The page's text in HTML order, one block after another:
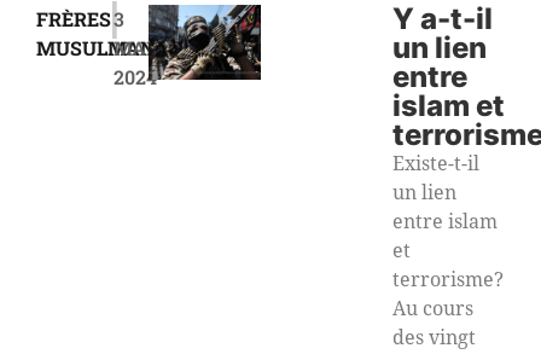
FRÈRES
MUSULMANS
|3
MAI
2024
Y a-t-il
un lien
entre
islam et
Existe-t-il
un lien
entre islam
et
terrorisme?
Au cours
des vingt